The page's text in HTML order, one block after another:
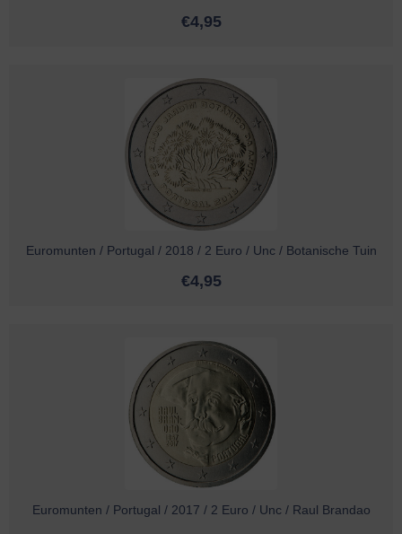
€4,95
Euromunten / Portugal / 2018 / 2 Euro / Unc / Botanische Tuin
€4,95
Euromunten / Portugal / 2017 / 2 Euro / Unc / Raul Brandao